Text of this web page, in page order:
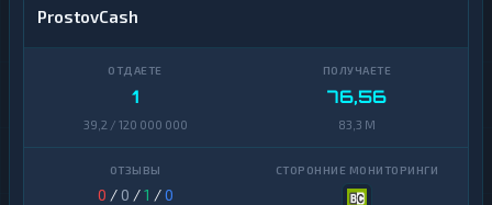
ProstovCash
1
39,2 / 120 000 000
76,56
83,3 M
0 / 0 /1 /0